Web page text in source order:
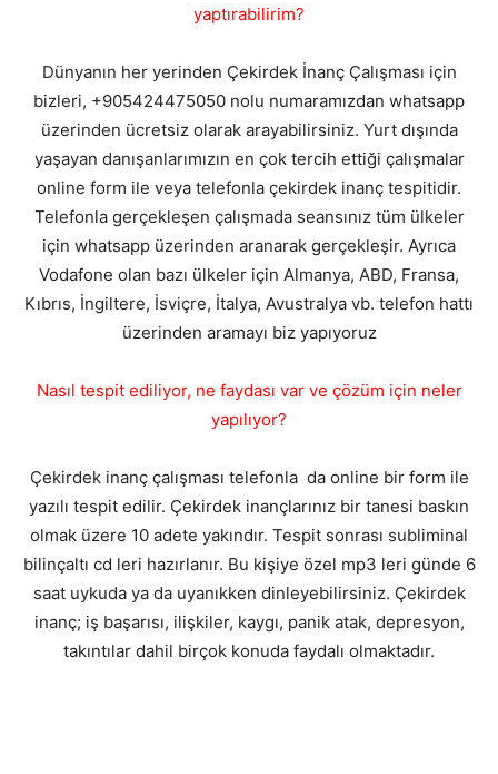
yaptırabilirim?
Dünyanın her yerinden Çekirdek İnanç Çalışması için
bizleri, +905424475050 nolu numaramızdan whatsapp
üzerinden ücretsiz olarak arayabilirsiniz. Yurt dışında
yaşayan danışanlarımızın en çok tercih ettiği çalışmalar
online form ile veya telefonla çekirdek inanç tespitidir.
Telefonla gerçekleşen çalışmada seansınız tüm ülkeler
için whatsapp üzerinden aranarak gerçekleşir. Ayrıca
Vodafone olan bazı ülkeler için Almanya, ABD, Fransa,
Kıbrıs, İngiltere, İsviçre, İtalya, Avustralya vb. telefon hattı
üzerinden aramayı biz yapıyoruz
Nasıl tespit ediliyor, ne faydası var ve çözüm için neler
yapılıyor?
Çekirdek inanç çalışması telefonla da online bir form ile
yazılı tespit edilir. Çekirdek inançlarınız bir tanesi baskın
olmak üzere 10 adete yakındır. Tespit sonrası subliminal
bilinçaltı cd leri hazırlanır. Bu kişiye özel mp3 leri günde 6
saat uykuda ya da uyanıkken dinleyebilirsiniz. Çekirdek
inanç; iş başarısı, ilişkiler, kaygı, panik atak, depresyon,
takıntılar dahil birçok konuda faydalı olmaktadır.